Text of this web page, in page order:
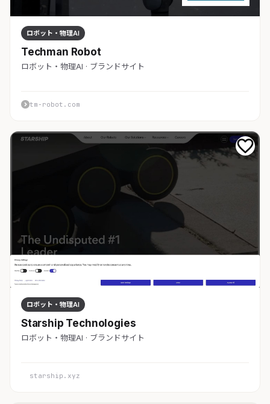
ロボット・物理AI
Techman Robot
ロボット・物理AI · ブランドサイト
tm-robot.com
ロボット・物理AI
Starship Technologies
ロボット・物理AI · ブランドサイト
starship.xyz